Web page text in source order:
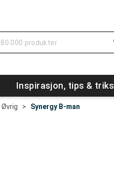
Inspirasjon, tips & triks
Øvrig > Synergy B-man